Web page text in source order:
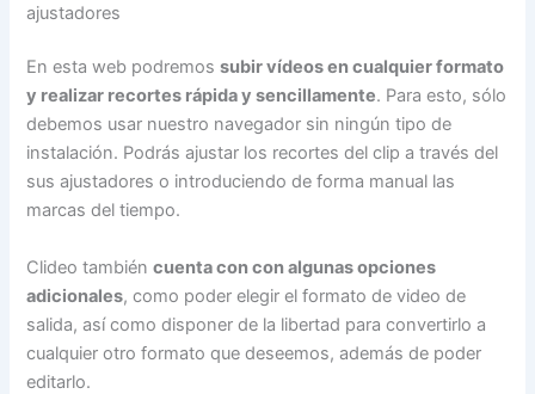
ajustadores
En esta web podremossubir vídeos en cualquier formato
y realizar recortes rápida y sencillamente. Para esto, sólo
debemos usar nuestro navegador sin ningún tipo de
instalación. Podrás ajustar los recortes del clip a través del
sus ajustadores o introduciendo de forma manual las
marcas del tiempo.
Clideo tambiéncuenta con con algunas opciones
adicionales, como poder elegir el formato de video de
salida, así como disponer de la libertad para convertirlo a
cualquier otro formato que deseemos, además de poder
editarlo.